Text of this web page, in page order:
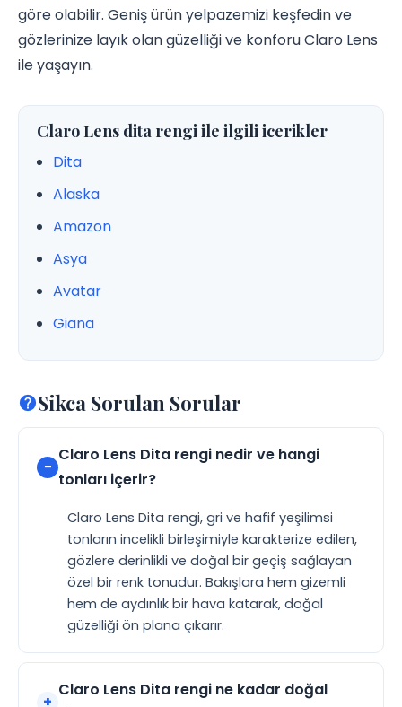
göre olabilir. Geniş ürün yelpazemizi keşfedin ve
gözlerinize layık olan güzelliği ve konforu Claro Lens
ile yaşayın.
Claro Lens dita rengi ile ilgili icerikler
Dita
Alaska
Amazon
Asya
Avatar
Giana
Sikca Sorulan Sorular
Claro Lens Dita rengi nedir ve hangi
tonları içerir?
Claro Lens Dita rengi, gri ve hafif yeşilimsi
tonların incelikli birleşimiyle karakterize edilen,
gözlere derinlikli ve doğal bir geçiş sağlayan
özel bir renk tonudur. Bakışlara hem gizemli
hem de aydınlık bir hava katarak, doğal
güzelliği ön plana çıkarır.
Claro Lens Dita rengi ne kadar doğal